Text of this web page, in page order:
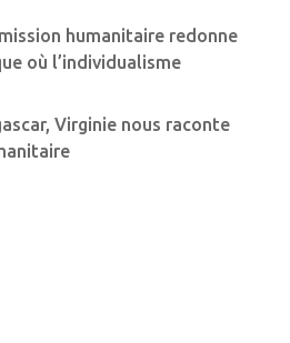
humanitaire redonne
où l’individualisme
Virginie nous raconte